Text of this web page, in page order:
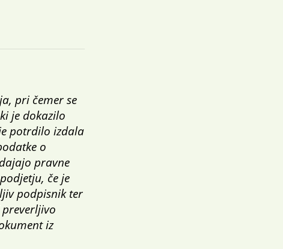
pri čemer se
je dokazilo
potrdilo izdala
o
pravne
če je
podpisnik ter
iz